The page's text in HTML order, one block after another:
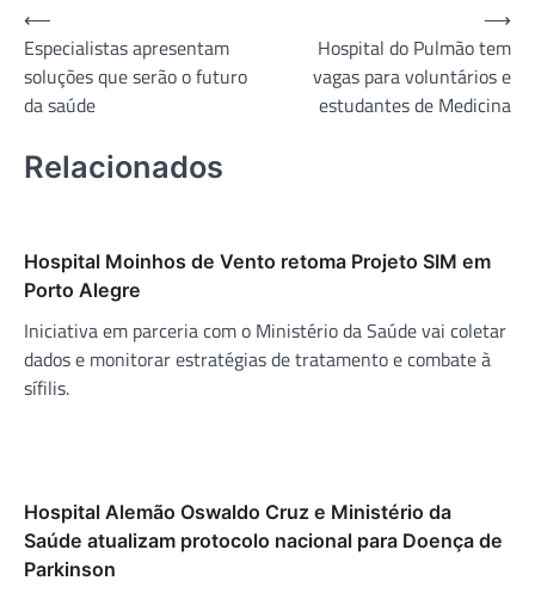
Navegação
de
Post
⟵
Especialistas apresentam
soluções que serão o futuro
da saúde
Hospital do Pulmão tem
vagas para voluntários e
estudantes de Medicina
⟶
Relacionados
Hospital Moinhos de Vento retoma Projeto SIM em
Porto Alegre
Iniciativa em parceria com o Ministério da Saúde vai coletar
dados e monitorar estratégias de tratamento e combate à
sífilis.
Hospital Alemão Oswaldo Cruz e Ministério da
Saúde atualizam protocolo nacional para Doença de
Parkinson